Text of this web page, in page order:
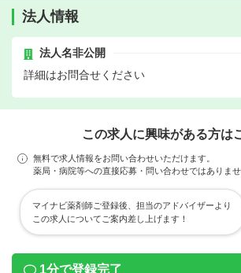
法人情報
法人名非公開
詳細はお問合せください
この求人に興味がある方は
無料で求人情報をお問い合わせいただけます。
薬局・病院等への直接応募・問い合わせではありませ
マイナビ薬剤師ご登録後、担当のアドバイザーより
この求人についてご案内差し上げます！
1分で登録完了